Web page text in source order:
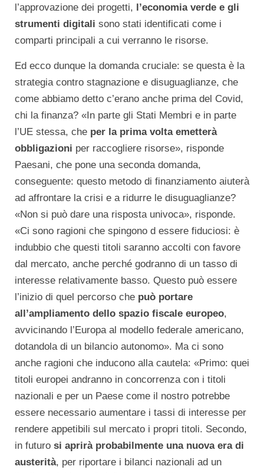
l’approvazione dei progetti, l’economia verde e gli
strumenti digitali sono stati identificati come i
comparti principali a cui verranno le risorse.
Ed ecco dunque la domanda cruciale: se questa è la
strategia contro stagnazione e disuguaglianze, che
come abbiamo detto c’erano anche prima del Covid,
chi la finanza? «In parte gli Stati Membri e in parte
l’UE stessa, che per la prima volta emetterà
obbligazioni per raccogliere risorse», risponde
Paesani, che pone una seconda domanda,
conseguente: questo metodo di finanziamento aiuterà
ad affrontare la crisi e a ridurre le disuguaglianze?
«Non si può dare una risposta univoca», risponde.
«Ci sono ragioni che spingono d essere fiduciosi: è
indubbio che questi titoli saranno accolti con favore
dal mercato, anche perché godranno di un tasso di
interesse relativamente basso. Questo può essere
l’inizio di quel percorso che può portare
all’ampliamento dello spazio fiscale europeo,
avvicinando l’Europa al modello federale americano,
dotandola di un bilancio autonomo». Ma ci sono
anche ragioni che inducono alla cautela: «Primo: quei
titoli europei andranno in concorrenza con i titoli
nazionali e per un Paese come il nostro potrebbe
essere necessario aumentare i tassi di interesse per
rendere appetibili sul mercato i propri titoli. Secondo,
in futuro si aprirà probabilmente una nuova era di
austerità, per riportare i bilanci nazionali ad un